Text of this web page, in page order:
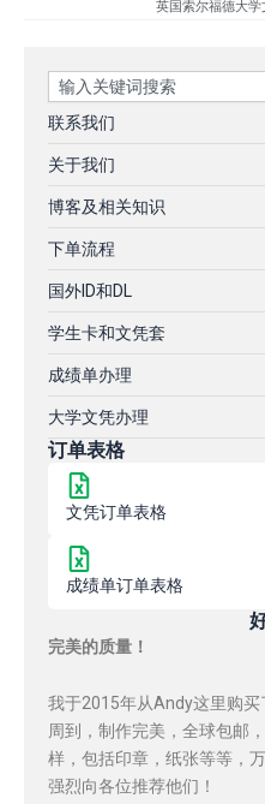
英国索尔福德大
Search
联系我们
关于我们
博客及相关知识
下单流程
国外ID和DL
学生卡和文凭套
成绩单办理
大学文凭办理
订单表格
文凭订单表格
成绩单订单表格
完美的质量！
我于2015年从Andy这里购
周到，制作完美，全球包邮
样，包括印章，纸张等等，
强烈向各位推荐他们！